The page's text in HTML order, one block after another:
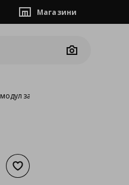
Магазини
Camera
модул за стенен монтаж
Добави към списъка с